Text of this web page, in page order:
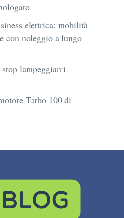
elettrica: mobilità
con noleggio a lungo
lampeggianti
Turbo 100 di